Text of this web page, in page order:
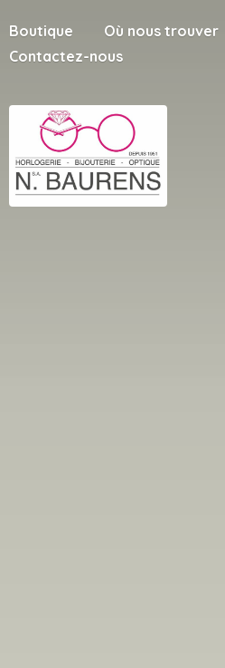
Boutique
Où nous trouver
Contactez-nous